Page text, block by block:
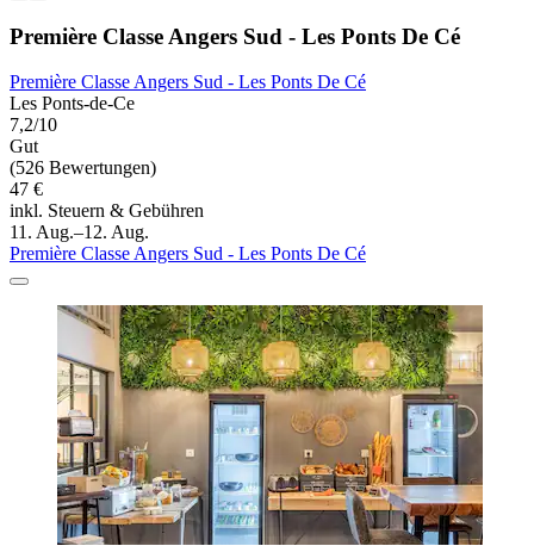
Première Classe Angers Sud - Les Ponts De Cé
Première Classe Angers Sud - Les Ponts De Cé
Les Ponts-de-Ce
7,2/10
Gut
(526 Bewertungen)
47 €
inkl. Steuern & Gebühren
11. Aug.–12. Aug.
Première Classe Angers Sud - Les Ponts De Cé